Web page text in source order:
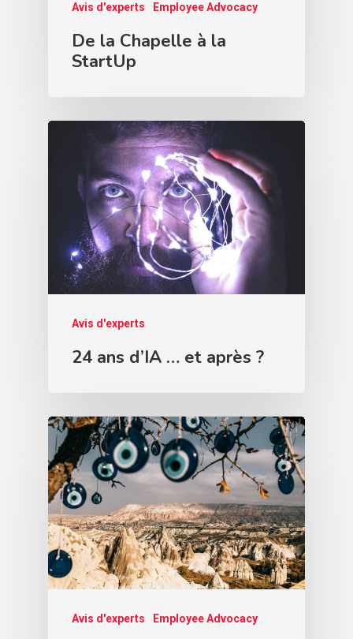
Avis d'experts Employee Advocacy
De la Chapelle à la
StartUp
Avis d'experts
24 ans d’IA … et après ?
Avis d'experts Employee Advocacy